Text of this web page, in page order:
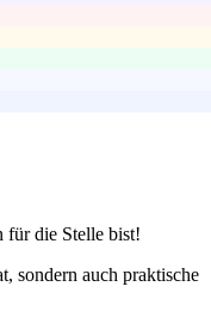
für die Stelle bist!
sondern auch praktische